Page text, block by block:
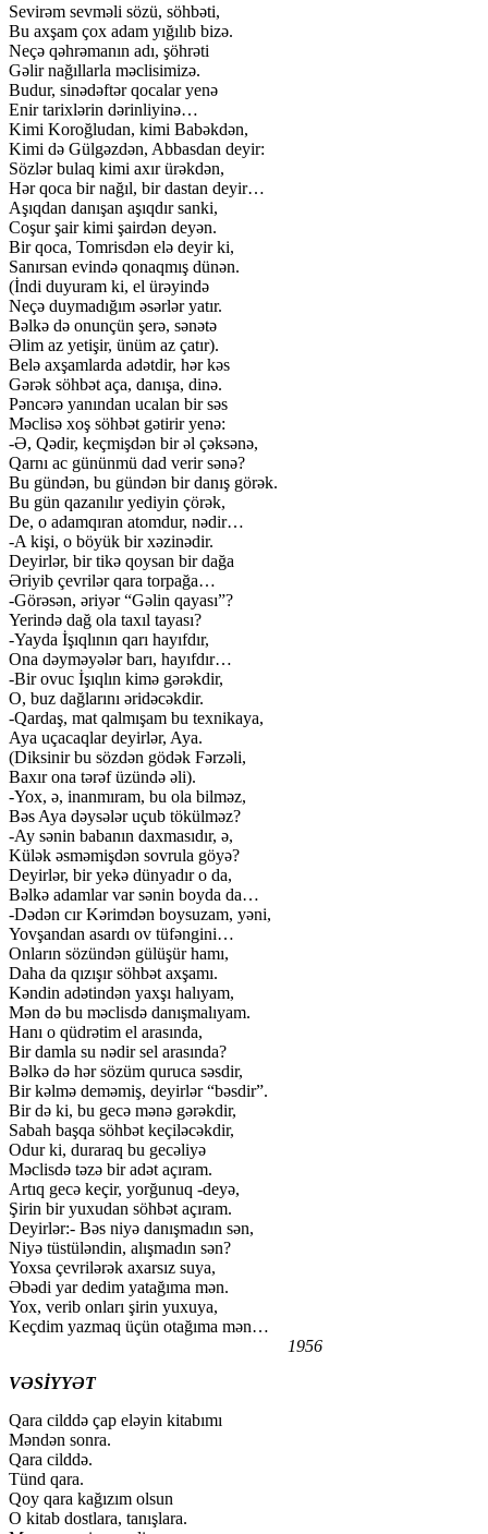
Sevirəm sevməli sözü, söhbəti,
Bu axşam çox adam yığılıb bizə.
Neçə qəhrəmanın adı, şöhrəti
Gəlir nağıllarla məclisimizə.
Budur, sinədəftər qocalar yenə
Enir tarixlərin dərinliyinə…
Kimi Koroğludan, kimi Babəkdən,
Kimi də Gülgəzdən, Abbasdan deyir:
Sözlər bulaq kimi axır ürəkdən,
Hər qoca bir nağıl, bir dastan deyir…
Aşıqdan danışan aşıqdır sanki,
Coşur şair kimi şairdən deyən.
Bir qoca, Tomrisdən elə deyir ki,
Sanırsan evində qonaqmış dünən.
(İndi duyuram ki, el ürəyində
Neçə duymadığım əsərlər yatır.
Bəlkə də onunçün şerə, sənətə
Əlim az yetişir, ünüm az çatır).
Belə axşamlarda adətdir, hər kəs
Gərək söhbət aça, danışa, dinə.
Pəncərə yanından ucalan bir səs
Məclisə xoş söhbət gətirir yenə:
-Ə, Qədir, keçmişdən bir əl çəksənə,
Qarnı ac gününmü dad verir sənə?
Bu gündən, bu gündən bir danış görək.
Bu gün qazanılır yediyin çörək,
De, o adamqıran atomdur, nədir…
-A kişi, o böyük bir xəzinədir.
Deyirlər, bir tikə qoysan bir dağa
Əriyib çevrilər qara torpağa…
-Görəsən, əriyər “Gəlin qayası”?
Yerində dağ ola taxıl tayası?
-Yayda İşıqlının qarı hayıfdır,
Ona dəyməyələr barı, hayıfdır…
-Bir ovuc İşıqlın kimə gərəkdir,
O, buz dağlarını əridəcəkdir.
-Qardaş, mat qalmışam bu texnikaya,
Aya uçacaqlar deyirlər, Aya.
(Diksinir bu sözdən gödək Fərzəli,
Baxır ona tərəf üzündə əli).
-Yox, ə, inanmıram, bu ola bilməz,
Bəs Aya dəysələr uçub tökülməz?
-Ay sənin babanın daxmasıdır, ə,
Külək əsməmişdən sovrula göyə?
Deyirlər, bir yekə dünyadır o da,
Bəlkə adamlar var sənin boyda da…
-Dədən cır Kərimdən boysuzam, yəni,
Yovşandan asardı ov tüfəngini…
Onların sözündən gülüşür hamı,
Daha da qızışır söhbət axşamı.
Kəndin adətindən yaxşı halıyam,
Mən də bu məclisdə danışmalıyam.
Hanı o qüdrətim el arasında,
Bir damla su nədir sel arasında?
Bəlkə də hər sözüm quruca səsdir,
Bir kəlmə deməmiş, deyirlər “bəsdir”.
Bir də ki, bu gecə mənə gərəkdir,
Sabah başqa söhbət keçiləcəkdir,
Odur ki, duraraq bu gecəliyə
Məclisdə təzə bir adət açıram.
Artıq gecə keçir, yorğunuq -deyə,
Şirin bir yuxudan söhbət açıram.
Deyirlər:- Bəs niyə danışmadın sən,
Niyə tüstüləndin, alışmadın sən?
Yoxsa çevrilərək axarsız suya,
Əbədi yar dedim yatağıma mən.
Yox, verib onları şirin yuxuya,
Keçdim yazmaq üçün otağıma mən…
1956
VƏSİYYƏT
Qara cilddə çap eləyin kitabımı
Məndən sonra.
Qara cilddə.
Tünd qara.
Qoy qara kağızım olsun
O kitab dostlara, tanışlara.